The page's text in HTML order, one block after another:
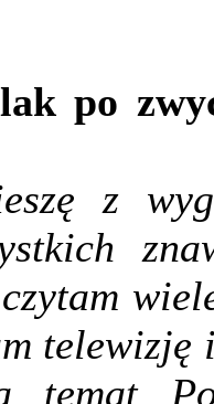
po
z
telewizję
temat